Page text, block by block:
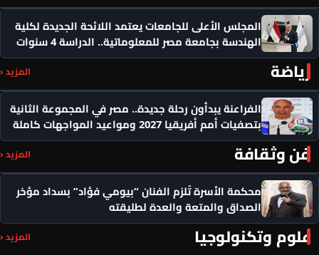
المجلس الأعلى للجامعات يعتمد اللائحة الجديدة لكلية
الهندسة بجامعة مصر للمعلوماتية.. الدراسة 4 سنوات
رياضة المزيد ‹
الفراعنة يبدأون رحلة جديدة.. مصر في المجموعة الثانية
بتصفيات أمم أفريقيا 2027 ومواعيد المواجهات كاملة
فن وثقافة المزيد ‹
محكمة الأسرة تُلزم الفنان “بيومي فؤاد” بسداد مؤخر
الصداق والمتعة والعدة لطليقته
علوم وتكنولوجيا المزيد ‹